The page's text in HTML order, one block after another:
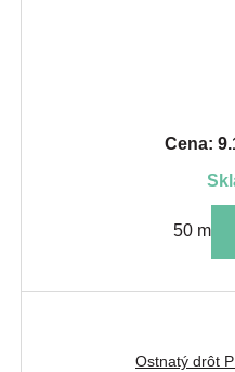
Cena:
50 m
Ostnatý drôt